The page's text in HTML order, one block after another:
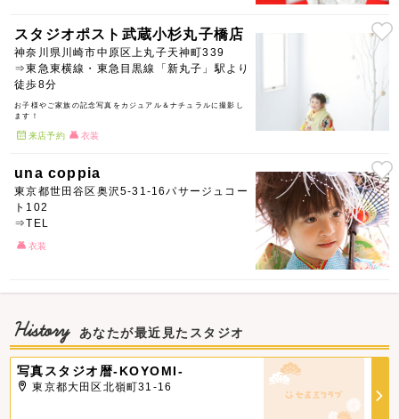
スタジオポスト武蔵小杉丸子橋店
神奈川県川崎市中原区上丸子天神町339
⇒東急東横線・東急目黒線「新丸子」駅より
徒歩8分
お子様やご家族の記念写真をカジュアル＆ナチュラルに撮影し
ます！
来店予約 衣装
una coppia
東京都世田谷区奥沢5-31-16パサージュコー
ト102
⇒TEL
衣装
History あなたが最近見たスタジオ
写真スタジオ暦-KOYOMI-
東京都大田区北嶺町31-16